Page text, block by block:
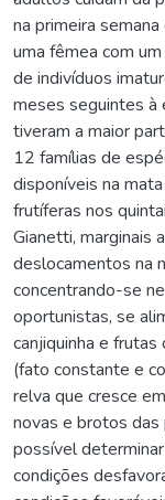
na primeira
uma fêmea com
de indivíduos
meses seguintes à
tiveram a maior
12 famílias de
disponíveis na
frutíferas nos
Gianetti, marginais
deslocamentos na
concentrando-se
oportunistas, se
canjiquinha e
(fato constante e
relva que cresce
novas e brotos
possível
condições